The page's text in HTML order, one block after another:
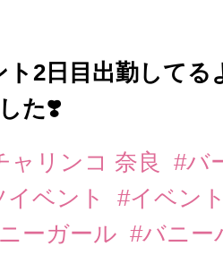
2日目出勤してる
た❣️
ャリンコ 奈良
#バ
ベント
#イベン
ーガール #バニ